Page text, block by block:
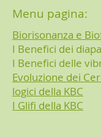
Menu pagina:
Biorisonanza e
I Benefici dei
I Benefici delle
Evoluzione dei
logici della KBC
I Glifi della KBC